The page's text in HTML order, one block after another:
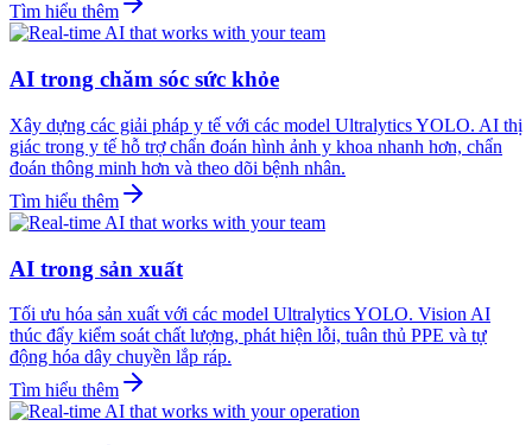
Tìm hiểu thêm
AI trong chăm sóc sức khỏe
Xây dựng các giải pháp y tế với các model Ultralytics YOLO. AI thị
giác trong y tế hỗ trợ chẩn đoán hình ảnh y khoa nhanh hơn, chẩn
đoán thông minh hơn và theo dõi bệnh nhân.
Tìm hiểu thêm
AI trong sản xuất
Tối ưu hóa sản xuất với các model Ultralytics YOLO. Vision AI
thúc đẩy kiểm soát chất lượng, phát hiện lỗi, tuân thủ PPE và tự
động hóa dây chuyền lắp ráp.
Tìm hiểu thêm